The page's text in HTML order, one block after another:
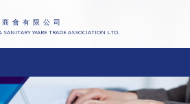
會 有 限 公 司
WARE TRADE ASSOCIATION LTD.